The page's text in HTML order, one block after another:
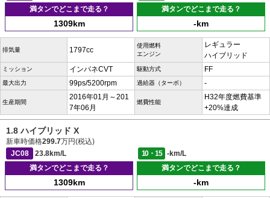
満タンでどこまで走る？
1309km
満タンでどこまで走る？
-km
排気量 1797cc
使用燃料
エンジン
レギュラー
ハイブリッド
ミッション インパネCVT 駆動方式 FF
最大出力 99ps/5200rpm 過給器（ターボ） -
生産期間
2016年01月～201
7年06月
燃費性能
H32年度燃費基準
+20%達成
1.8 ハイブリッド X
新車時価格299.7万円(税込)
JC08
23.8km/L 10・15
-km/L
満タンでどこまで走る？
1309km
満タンでどこまで走る？
-km